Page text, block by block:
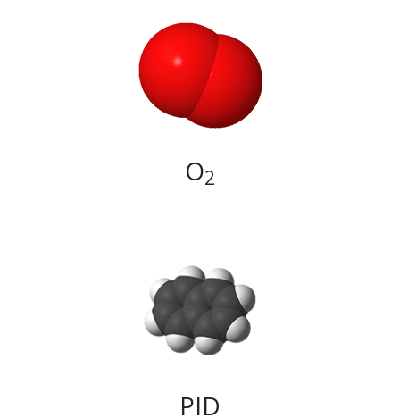
O2
PID